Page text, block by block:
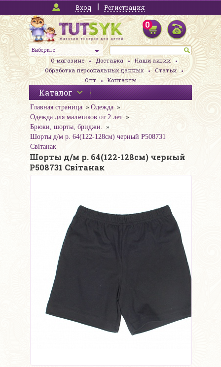
Вход Регистрация
Выберите
0
О магазине Доставка
Наши акции
Обработка персональных данных
Статьи
Опт
Контакты
Каталог
Главная страница
Одежда
Одежда для мальчиков от 2 лет
Брюки, шорты, бриджи.
Шорты д/м р. 64(122-128см) черный Р508731
Свiтанак
Шорты д/м р. 64(122-128см) черный
Р508731 Свiтанак